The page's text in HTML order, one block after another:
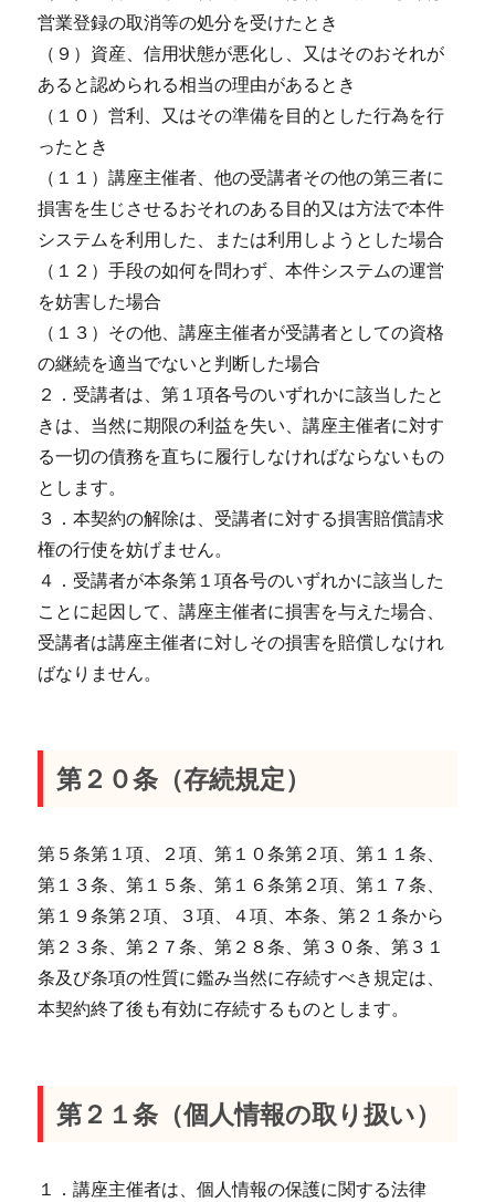
営業登録の取消等の処分を受けたとき
（９）資産、信用状態が悪化し、又はそのおそれが
あると認められる相当の理由があるとき
（１０）営利、又はその準備を目的とした行為を行
ったとき
（１１）講座主催者、他の受講者その他の第三者に
損害を生じさせるおそれのある目的又は方法で本件
システムを利用した、または利用しようとした場合
（１２）手段の如何を問わず、本件システムの運営
を妨害した場合
（１３）その他、講座主催者が受講者としての資格
の継続を適当でないと判断した場合
２．受講者は、第１項各号のいずれかに該当したと
きは、当然に期限の利益を失い、講座主催者に対す
る一切の債務を直ちに履行しなければならないもの
とします。
３．本契約の解除は、受講者に対する損害賠償請求
権の行使を妨げません。
４．受講者が本条第１項各号のいずれかに該当した
ことに起因して、講座主催者に損害を与えた場合、
受講者は講座主催者に対しその損害を賠償しなけれ
ばなりません。
第２０条（存続規定）
第５条第１項、２項、第１０条第２項、第１１条、
第１３条、第１５条、第１６条第２項、第１７条、
第１９条第２項、３項、４項、本条、第２１条から
第２３条、第２７条、第２８条、第３０条、第３１
条及び条項の性質に鑑み当然に存続すべき規定は、
本契約終了後も有効に存続するものとします。
第２１条（個人情報の取り扱い）
１．講座主催者は、個人情報の保護に関する法律